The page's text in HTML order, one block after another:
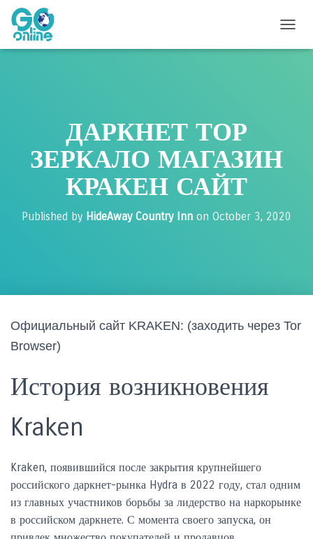
O
O
ДАРКНЕТ ТОР
ЗЕРКАЛО МАГАЗИН
КРАКЕН САЙТ
Published by HideAway Country Inn on October 3, 2020
Официальный сайт KRAKEN: (заходить через Tor
Browser)
История возникновения
Kraken
Kraken, появившийся после закрытия крупнейшего
российского даркнет-рынка Hydra в 2022 году, стал одним
из главных участников борьбы за лидерство на наркорынке
в российском даркнете. С момента своего запуска, он